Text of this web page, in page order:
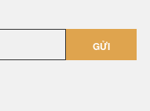
GỬI